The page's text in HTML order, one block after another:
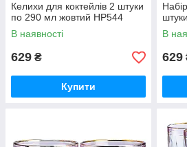
Келихи для коктейлів 2 штуки
по 290 мл жовтий HP544
В наявності
629 ₴
Купити
В
629